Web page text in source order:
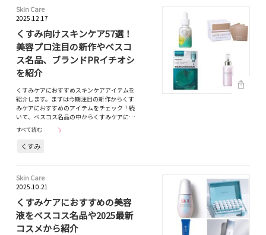
Skin Care
2025.12.17
くすみ向けスキンケア57選！
美容プロ注目の新作やベスコ
ス名品、ブランドPRイチオシ
を紹介
くすみケアにおすすめスキンケアアイテムを
紹介します。まずは今期注目の新作からくす
みケアにおすすめのアイテムをチェック！続
いて、ベスコス名品の中からくすみケアに…
すべて読む
くすみ
Skin Care
2025.10.21
くすみケアにおすすめの美容
液をベスコス名品や2025最新
コスメから紹介